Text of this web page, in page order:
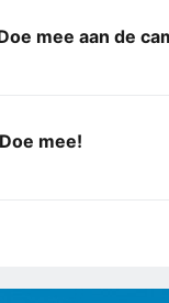
mee aan de
mee!